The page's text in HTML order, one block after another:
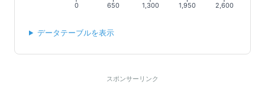
0 650 1,300 1,950 2,600
データテーブルを表示
スポンサーリンク